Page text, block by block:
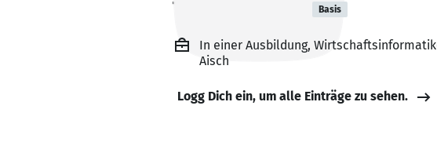
Tim Hofmann Basis
In einer Ausbildung,
Aisch
Logg Dich ein, um alle Einträge zu sehen.